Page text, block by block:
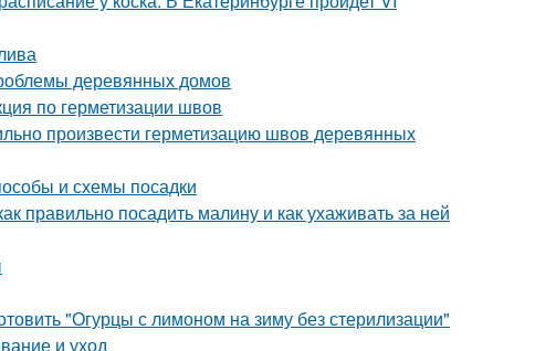
деревянных домов
по герметизации швов
произвести герметизацию швов деревянных
и схемы посадки
правильно посадить малину и как ухаживать за ней
"Огурцы с лимоном на зиму без стерилизации"
и уход